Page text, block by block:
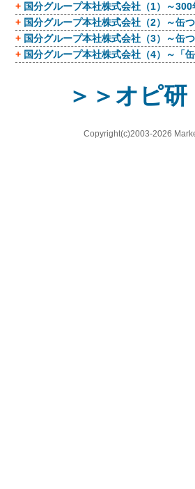
国分グループ本社株式会社（1）～
国分グループ本社株式会社（2）～缶
国分グループ本社株式会社（3）～缶
国分グループ本社株式会社（4）～「
＞＞オピ